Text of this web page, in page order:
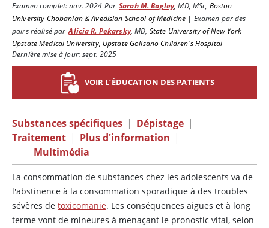
Examen complet:nov. 2024 Par Sarah M. Bagley,MD, MSc, Boston
University Chobanian & Avedisian School of Medicine | Examen par des
pairs réalisé par Alicia R. Pekarsky,MD, State University of New York
Upstate Medical University, Upstate Golisano Children's Hospital
Dernière mise à jour: sept. 2025
VOIR L’ÉDUCATION DES PATIENTS
Substances spécifiques | Dépistage |
Traitement | Plus d'information |
Multimédia
La consommation de substances chez les adolescents va de
l'abstinence à la consommation sporadique à des troubles
sévères de toxicomanie. Les conséquences aigues et à long
terme vont de mineures à menaçant le pronostic vital, selon